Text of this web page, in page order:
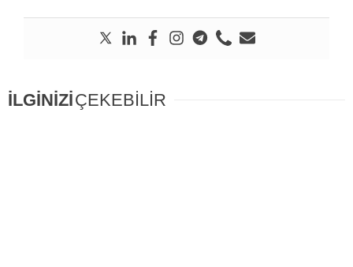
İLGİNİZİÇEKEBİLİR